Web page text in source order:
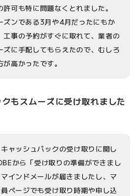
許可も特に問題なくとれました。
ズンである3月や4月だったにもか
工事の予約がすぐに取れて、業者の
ズに手配してもらえたので、むしろ
高かったです。
もスムーズに受け取れました
ャッシュバックの受け取りに関し
から「受け取りの準備ができまし
インドメールが届きましたし、マ
ページでも受け取り時期や申し込